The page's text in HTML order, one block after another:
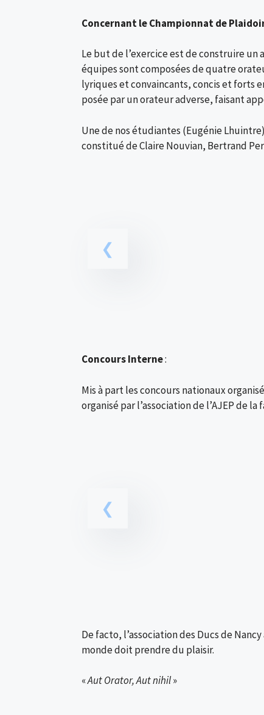
Concernant le Championnat de
Le but de l’exercice est de construire
équipes sont composées de quatre
lyriques et convaincants, concis et forts
posée par un orateur adverse, faisant
Une de nos étudiantes (Eugénie
constitué de Claire Nouvian, Bertrand
Concours Interne:
Mis à part les concours nationaux
organisé par l’association de l’AJEP de
De facto, l’association des Ducs de
monde doit prendre du plaisir.
«Aut Orator, Aut nihil»